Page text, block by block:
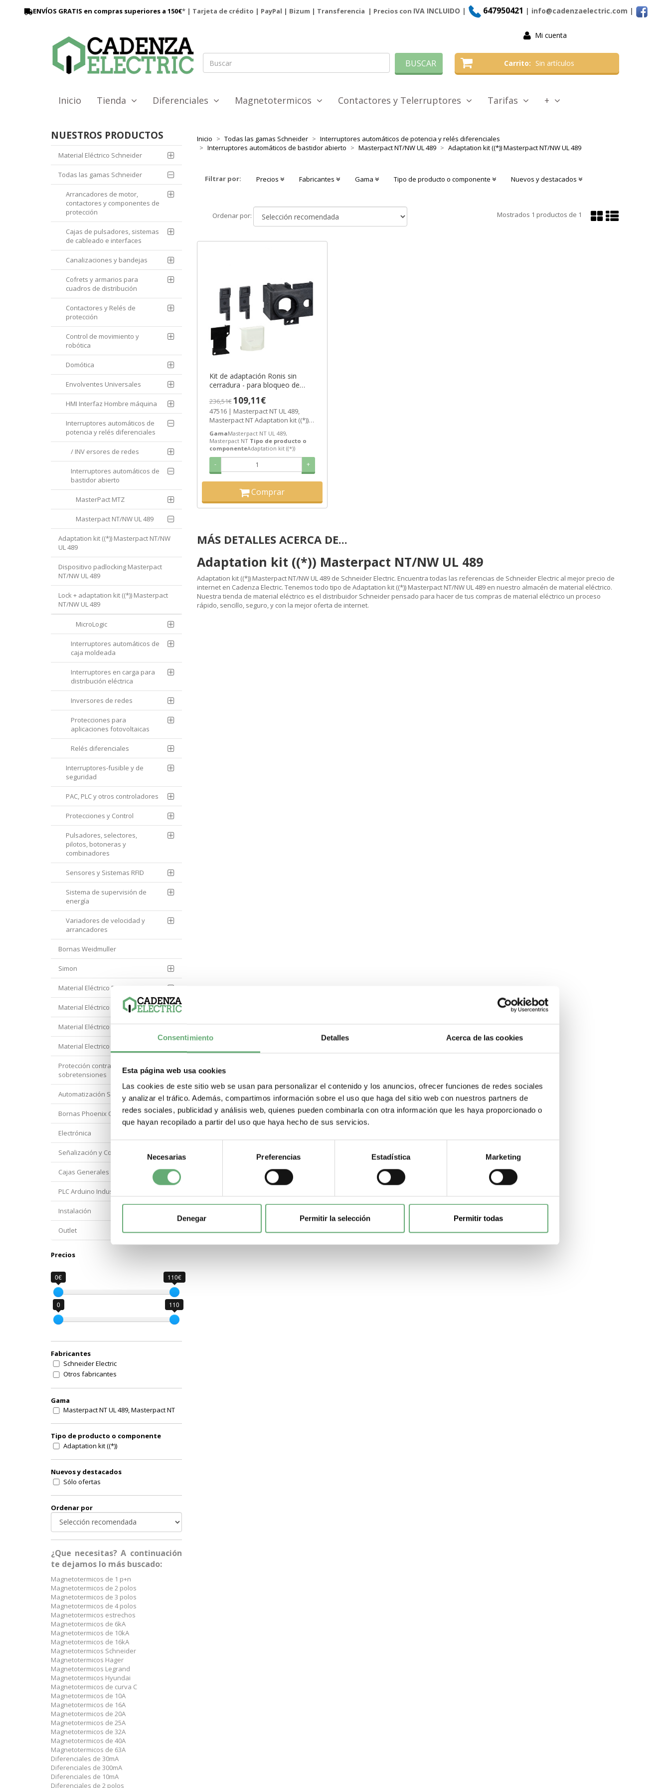
Consentimiento Detalles Acerca de las cookies
Esta página web usa cookies
Las cookies de este sitio web se usan para personalizar el contenido y los anuncios, ofrecer funciones de redes sociales
y analizar el tráfico. Además, compartimos información sobre el uso que haga del sitio web con nuestros partners de
redes sociales, publicidad y análisis web, quienes pueden combinarla con otra información que les haya proporcionado o
que hayan recopilado a partir del uso que haya hecho de sus servicios.
Selección
de
consentimiento
Necesarias Preferencias Estadística Marketing
Denegar Permitir la selección Permitir todas
ENVÍOS GRATIS en compras superiores a 150€* | Tarjeta de crédito | PayPal | Bizum | Transferencia | Precios con IVA INCLUIDO | 647950421 | info@cadenzaelectric.com |
Mi cuenta
Carrito Sin artículos
BUSCAR
Inicio Tienda Diferenciales Magnetotermicos Contactores y Telerruptores Tarifas +
Inicio Todas las gamas Schneider
Interruptores automáticos de potencia y relés diferenciales
Interruptores automáticos de bastidor abierto
Masterpact NT/NW UL 489 Adaptation kit ((*)) Masterpact NT/NW UL 489
Filtrar por: Precios Fabricantes Gama Tipo de producto o componente Nuevos y destacados
Ordenar por:
Ordenar
por
Mostrar
en
Mostrar
en
Mostrados 1 productos de 1
Kit de adaptación Ronis sin
cerradura - para bloqueo de
Schneider Electric [PLAZO 3-6
SEMANAS]
236,51€109,11€
47516 | Masterpact NT UL 489,
Masterpact NT Adaptation kit ((*))
GamaMasterpact NT UL 489,
Masterpact NT Tipo de producto o
componenteAdaptation kit ((*))
- +
Comprar
MÁS DETALLES ACERCA DE...
Adaptation kit ((*)) Masterpact NT/NW UL 489
Adaptation kit ((*)) Masterpact NT/NW UL 489 de Schneider Electric. Encuentra todas las referencias de Schneider Electric al mejor precio de
internet en Cadenza Electric. Tenemos todo tipo de Adaptation kit ((*)) Masterpact NT/NW UL 489 en nuestro almacén de material eléctrico.
Nuestra tienda de material eléctrico es el distribuidor Schneider pensado para hacer de tus compras de material eléctrico un proceso
rápido, sencillo, seguro, y con la mejor oferta de internet.
NUESTROS PRODUCTOS
Material Eléctrico Schneider
Todas las gamas Schneider
Arrancadores de motor,
contactores y componentes de
protección
Cajas de pulsadores, sistemas
de cableado e interfaces
Canalizaciones y bandejas
Cofrets y armarios para
cuadros de distribución
Contactores y Relés de
protección
Control de movimiento y
robótica
Domótica
Envolventes Universales
HMI Interfaz Hombre máquina
Interruptores automáticos de
potencia y relés diferenciales
/ INV ersores de redes
Interruptores automáticos de
bastidor abierto
MasterPact MTZ
Masterpact NT/NW UL 489
Adaptation kit ((*)) Masterpact NT/NW
UL 489
Dispositivo padlocking Masterpact
NT/NW UL 489
Lock + adaptation kit ((*)) Masterpact
NT/NW UL 489
MicroLogic
Interruptores automáticos de
caja moldeada
Interruptores en carga para
distribución eléctrica
Inversores de redes
Protecciones para
aplicaciones fotovoltaicas
Relés diferenciales
Interruptores-fusible y de
seguridad
PAC, PLC y otros controladores
Protecciones y Control
Pulsadores, selectores,
pilotos, botoneras y
combinadores
Sensores y Sistemas RFID
Sistema de supervisión de
energía
Variadores de velocidad y
arrancadores
Bornas Weidmuller
Simon
Material Eléctrico Eaton
Material Eléctrico Hager
Material Eléctrico Hyundai
Material Electrico Legrand
Protección contra
sobretensiones
Automatización Siemens
Bornas Phoenix Contact
Electrónica
Señalización y Control Orbis
Cajas Generales Proteccion
PLC Arduino Industrial
Instalación
Outlet
Precios
0€ 110€
0 110
Fabricantes
Schneider Electric
Otros fabricantes
Gama
Masterpact NT UL 489, Masterpact NT
Tipo de producto o componente
Adaptation kit ((*))
Nuevos y destacados
Sólo ofertas
Ordenar por
¿Que necesitas? A continuación
te dejamos lo más buscado:
Magnetotermicos de 1 p+n
Magnetotermicos de 2 polos
Magnetotermicos de 3 polos
Magnetotermicos de 4 polos
Magnetotermicos estrechos
Magnetotermicos de 6kA
Magnetotermicos de 10kA
Magnetotermicos de 16kA
Magnetotermicos Schneider
Magnetotermicos Hager
Magnetotermicos Legrand
Magnetotermicos Hyundai
Magnetotermicos de curva C
Magnetotermicos de 10A
Magnetotermicos de 16A
Magnetotermicos de 20A
Magnetotermicos de 25A
Magnetotermicos de 32A
Magnetotermicos de 40A
Magnetotermicos de 63A
Diferenciales de 30mA
Diferenciales de 300mA
Diferenciales de 10mA
Diferenciales de 2 polos